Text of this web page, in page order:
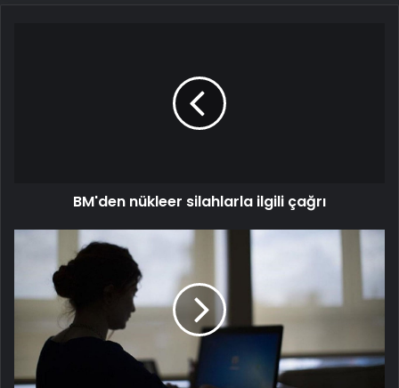
BM'den nükleer silahlarla ilgili çağrı
zeka
nedeniyle
binlerce
işten